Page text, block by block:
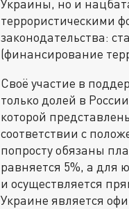
Украины, но и
террористическими
законодательства:
(финансирование
Cвоё участие в
только долей в
которой
соответствии с
попросту обязаны
равняется 5%, а для
и осуществляется
Украине является